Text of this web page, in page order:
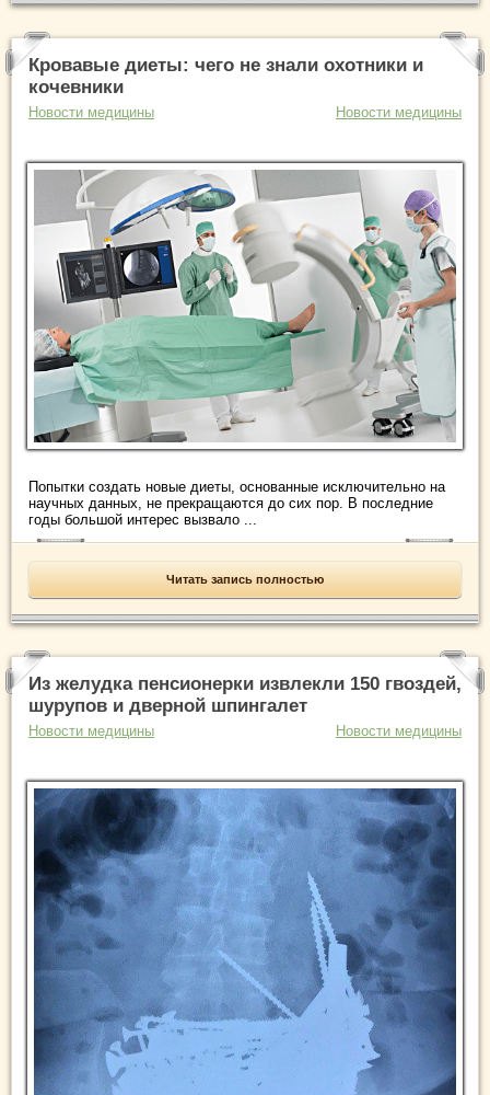
Кровавые диеты: чего не знали охотники и
кочевники
Новости медицины Новости медицины
Попытки создать новые диеты, основанные исключительно на
научных данных, не прекращаются до сих пор. В последние
годы большой интерес вызвало ...
Читать запись полностью
Из желудка пенсионерки извлекли 150 гвоздей,
шурупов и дверной шпингалет
Новости медицины Новости медицины